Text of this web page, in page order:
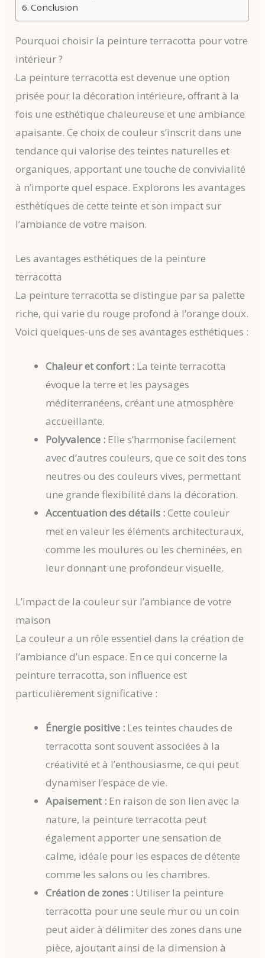
Conclusion
Pourquoi choisir la peinture terracotta pour votre
intérieur ?
La peinture terracotta est devenue une option
prisée pour la décoration intérieure, offrant à la
fois une esthétique chaleureuse et une ambiance
apaisante. Ce choix de couleur s’inscrit dans une
tendance qui valorise des teintes naturelles et
organiques, apportant une touche de convivialité
à n’importe quel espace. Explorons les avantages
esthétiques de cette teinte et son impact sur
l’ambiance de votre maison.
Les avantages esthétiques de la peinture
terracotta
La peinture terracotta se distingue par sa palette
riche, qui varie du rouge profond à l’orange doux.
Voici quelques-uns de ses avantages esthétiques :
Chaleur et confort : La teinte terracotta
évoque la terre et les paysages
méditerranéens, créant une atmosphère
accueillante.
Polyvalence : Elle s’harmonise facilement
avec d’autres couleurs, que ce soit des tons
neutres ou des couleurs vives, permettant
une grande flexibilité dans la décoration.
Accentuation des détails :Cette couleur
met en valeur les éléments architecturaux,
comme les moulures ou les cheminées, en
leur donnant une profondeur visuelle.
L’impact de la couleur sur l’ambiance de votre
maison
La couleur a un rôle essentiel dans la création de
l’ambiance d’un espace. En ce qui concerne la
peinture terracotta, son influence est
particulièrement significative :
Énergie positive : Les teintes chaudes de
terracotta sont souvent associées à la
créativité et à l’enthousiasme, ce qui peut
dynamiser l’espace de vie.
Apaisement : En raison de son lien avec la
nature, la peinture terracotta peut
également apporter une sensation de
calme, idéale pour les espaces de détente
comme les salons ou les chambres.
Création de zones : Utiliser la peinture
terracotta pour une seule mur ou un coin
peut aider à délimiter des zones dans une
pièce, ajoutant ainsi de la dimension à